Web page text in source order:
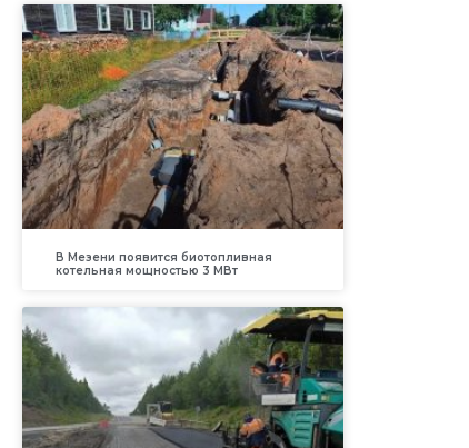
В Мезени появится биотопливная
котельная мощностью 3 МВт